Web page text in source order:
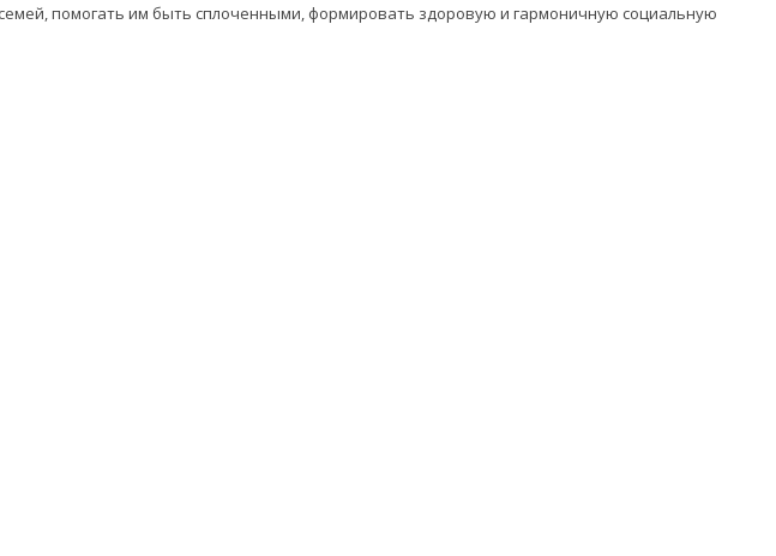
помогать им быть сплоченными, формировать здоровую и гармоничную социальную